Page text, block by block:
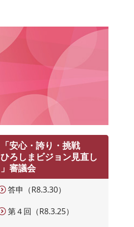
「安心・誇り・挑戦
ひろしまビジョン見直し
」審議会
答申（R8.3.30）
第４回（R8.3.25）